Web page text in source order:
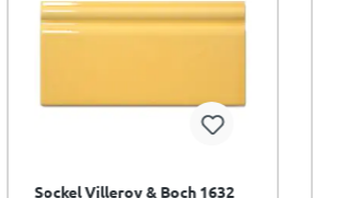
Sockel Villeroy & Boch 1632